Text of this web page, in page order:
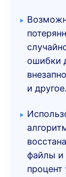
ошибки
и другое.
файлы и
процент